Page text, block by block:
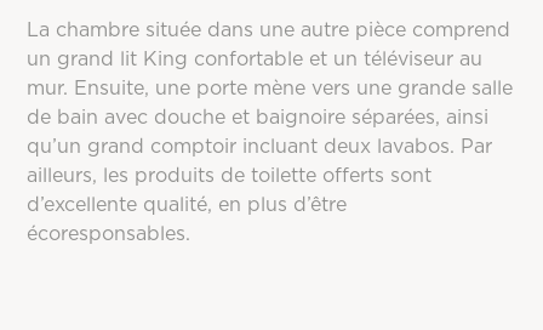
La chambre située dans une autre pièce comprend
un grand lit King confortable et un téléviseur au
mur. Ensuite, une porte mène vers une grande salle
de bain avec douche et baignoire séparées, ainsi
qu’un grand comptoir incluant deux lavabos. Par
ailleurs, les produits de toilette offerts sont
d’excellente qualité, en plus d’être
écoresponsables.